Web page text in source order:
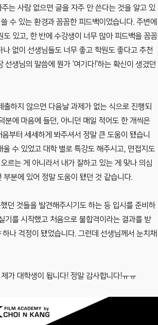
는 사람 없으면 글을 자주 안 쓴다는 것을 알고 있
수 있는 환경과 꼼꼼한 피드백이었습니다. 주변에
있고, 한 반에 수강생이 너무 많아 피드백을 꼼꼼
없이 선생님들도 너무 좋고 학원도 좋다고 추천
생님의 말씀에 뭔가 ‘여기다!’하는 확신이 생겼던
하지 않으면 다음날 과제가 없는 식으로 진행되
분에 마음에 들던, 아니던 매일 적어도 한 개씩은
부터 세세하게 봐주셔서 정말 큰 도움이 됐습니
수 있었고 대학 별로 특강도 해주시고, 면접지도
르는 게 아니라서 내가 잘하고 있는 게 맞나 의심
분에 있어 정말 도움이 됐던 것 같습니다.
던 것들을 발견해주시기도 하는 등 입시를 준비하
기를 시작했고 처음으로 불합격이라는 결과를 받
나 걱정이 됐었습니다. 그런데 선생님께서 눈치채
가 대학생이 됩니다! 정말 감사합니다!ㅠㅠ